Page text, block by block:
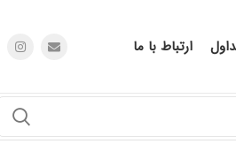
ارتباط با ما